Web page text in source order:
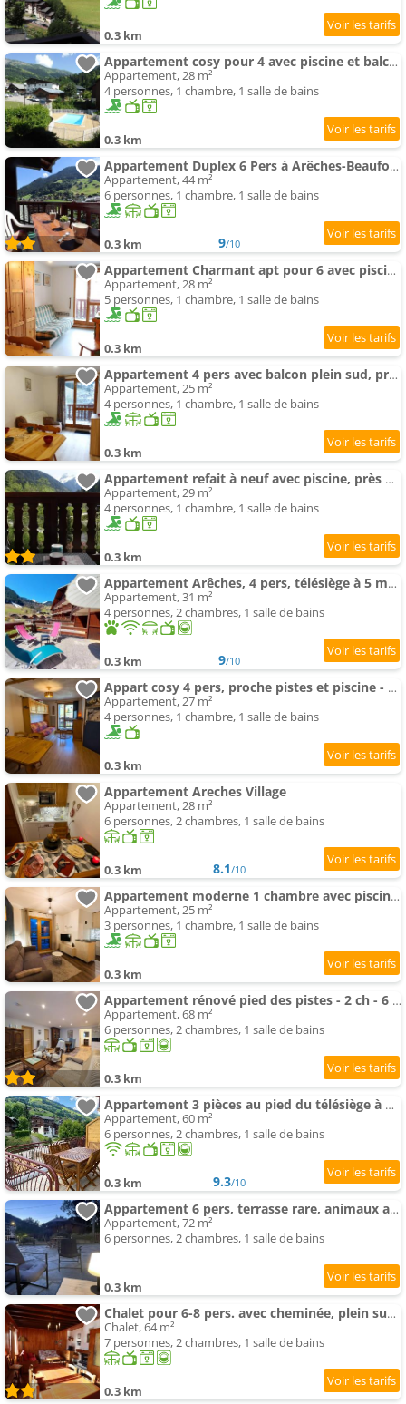
0.3 km
Appartement cosy pour 4 avec piscine et balcon à Arêches-Beaufort - FR-1-342-254
Appartement, 28 m²
4 personnes, 1 chambre, 1 salle de bains
0.3 km
Appartement Duplex 6 Pers à Arêches-Beaufort : Piscine, Garage, Proche Ski, Animaux OK, Wifi - FR-1-342-255
Appartement, 44 m²
6 personnes, 1 chambre, 1 salle de bains
0.3 km 9/10
Appartement Charmant apt pour 6 avec piscine à Arêches-Beaufort - FR-1-342-256
Appartement, 28 m²
5 personnes, 1 chambre, 1 salle de bains
0.3 km
Appartement 4 pers avec balcon plein sud, proche pistes et piscine, Beaufort сурация - FR-1-342-258
Appartement, 25 m²
4 personnes, 1 chambre, 1 salle de bains
0.3 km
Appartement refait à neuf avec piscine, près des pistes, - FR-1-342-257
Appartement, 29 m²
4 personnes, 1 chambre, 1 salle de bains
0.3 km
Appartement Arêches, 4 pers, télésiège à 5 mn à pied, grande terrasse en RDJ
Appartement, 31 m²
4 personnes, 2 chambres, 1 salle de bains
0.3 km 9/10
Appart cosy 4 pers, proche pistes et piscine - FR-1-342-341
Appartement, 27 m²
4 personnes, 1 chambre, 1 salle de bains
0.3 km
Appartement Areches Village
Appartement, 28 m²
6 personnes, 2 chambres, 1 salle de bains
0.3 km 8.1/10
Appartement moderne 1 chambre avec piscine, proche ski et village - FR-1-342-328
Appartement, 25 m²
3 personnes, 1 chambre, 1 salle de bains
0.3 km
Appartement rénové pied des pistes - 2 ch - 6 pers - Parking - Arêches-Beaufort - FR-1-342-324
Appartement, 68 m²
6 personnes, 2 chambres, 1 salle de bains
0.3 km
Appartement 3 pièces au pied du télésiège à Arêches
Appartement, 60 m²
6 personnes, 2 chambres, 1 salle de bains
0.3 km 9.3/10
Appartement 6 pers, terrasse rare, animaux admis, Arêches-Beaufort - FR-1-342-339
Appartement, 72 m²
6 personnes, 2 chambres, 1 salle de bains
0.3 km
Chalet pour 6-8 pers. avec cheminée, plein sud et garage à 5 min du centre - FR-1-342-234
Chalet, 64 m²
7 personnes, 2 chambres, 1 salle de bains
0.3 km